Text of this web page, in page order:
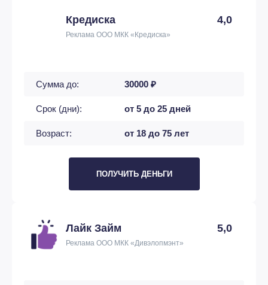
Кредиска 4,0
Реклама ООО МКК «Кредиска»
Сумма до: 30000 ₽
Срок (дни): от 5 до 25 дней
Возраст: от 18 до 75 лет
ПОЛУЧИТЬ ДЕНЬГИ
Лайк Займ 5,0
Реклама ООО МКК «Дивэлопмэнт»